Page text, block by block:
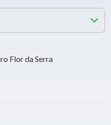
Flor da Serra